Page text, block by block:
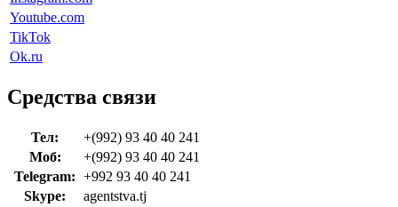
Youtube.com
TikTok
Ok.ru
Средства связи
Тел:
+(992) 93 40 40 241
Моб:
+(992) 93 40 40 241
Telegram: +992 93 40 40 241
Skype:
agentstva.tj